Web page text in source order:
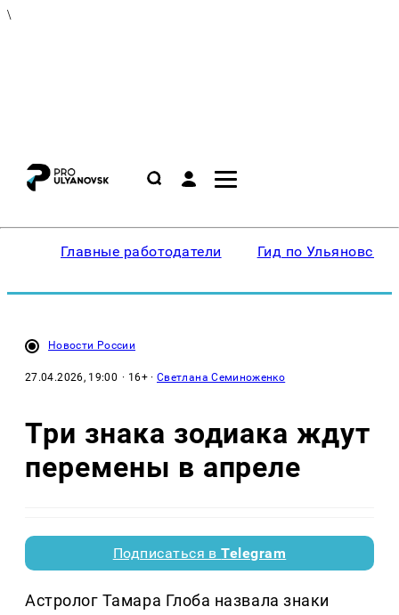
\
Главные работодатели Гид по Ульяновску
Новости России
27.04.2026, 19:00 · 16+ ·Светлана Семиноженко
Три знака зодиака ждут
перемены в апреле
Подписаться вTelegram
Астролог Тамара Глоба назвала знаки